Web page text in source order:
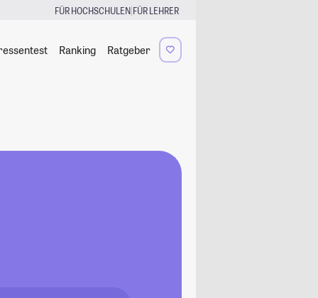
FÜR HOCHSCHULEN|FÜR LEHRER
Ranking Ratgeber